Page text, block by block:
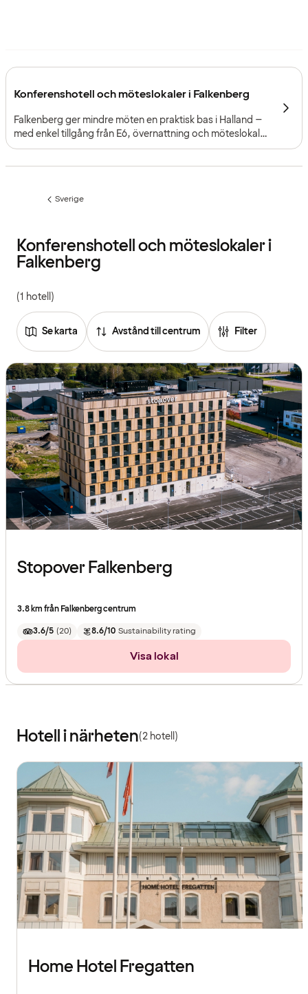
Konferenshotell och möteslokaler i Falkenberg
Falkenberg ger mindre möten en praktisk bas i Halland –
med enkel tillgång från E6, övernattning och möteslokaler
nära kusten.
Föregående
Sverige
Konferenshotell och möteslokaler i
Falkenberg
(1 hotell)
Se karta Avstånd till centrum Filter
Stopover Falkenberg
3.8 km från Falkenberg centrum
3.6/5 (20) 8.6/10 Sustainability rating
Visa lokal
Hotell i närheten(2 hotell)
Home Hotel Fregatten